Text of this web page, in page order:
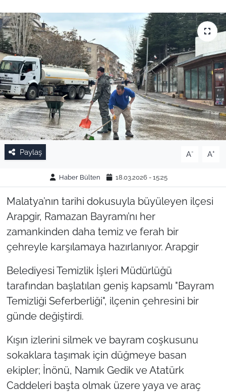
Paylaş A- A+
Haber Bülten 18.03.2026 - 15:25
Malatya’nın tarihi dokusuyla büyüleyen ilçesi
Arapgir, Ramazan Bayramı’nı her
zamankinden daha temiz ve ferah bir
çehreyle karşılamaya hazırlanıyor. Arapgir
Belediyesi Temizlik İşleri Müdürlüğü
tarafından başlatılan geniş kapsamlı "Bayram
Temizliği Seferberliği", ilçenin çehresini bir
günde değiştirdi.
Kışın izlerini silmek ve bayram coşkusunu
sokaklara taşımak için düğmeye basan
ekipler; İnönü, Namık Gedik ve Atatürk
Caddeleri başta olmak üzere yaya ve araç